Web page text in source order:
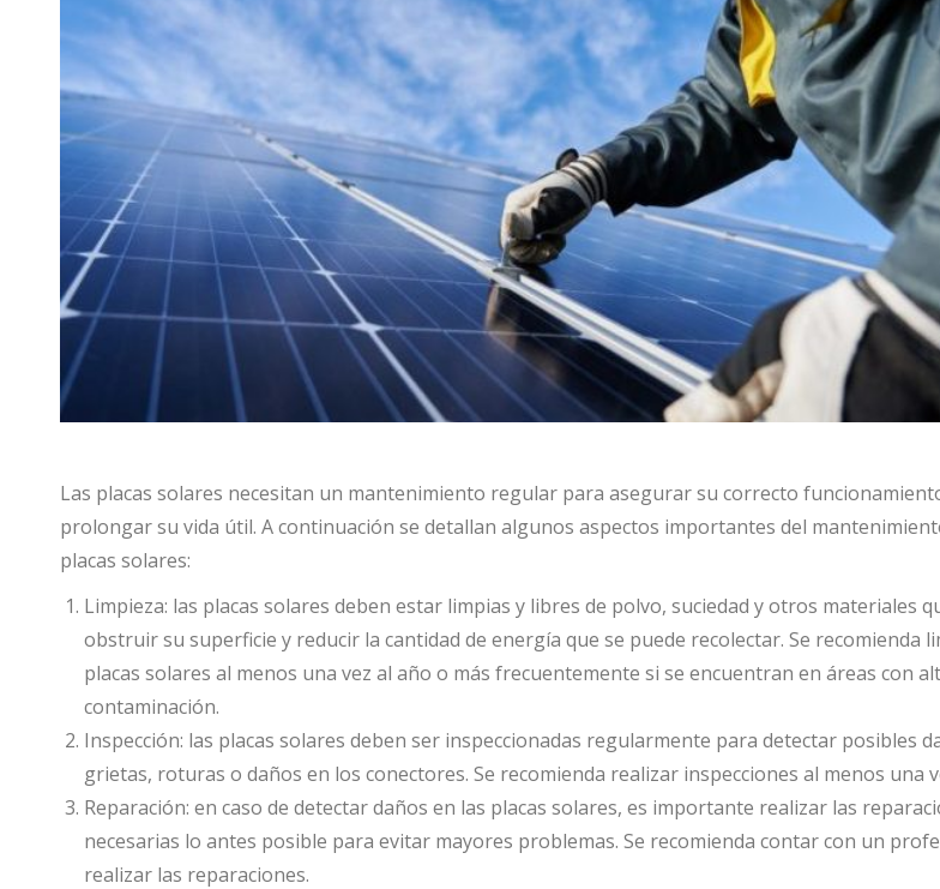
Las placas solares necesitan un mantenimiento regular para asegurar su correcto
prolongar su vida útil. A continuación se detallan algunos aspectos importantes del
placas solares:
Limpieza: las placas solares deben estar limpias y libres de polvo, suciedad y otros materiales
obstruir su superficie y reducir la cantidad de energía que se puede recolectar. Se recomienda
placas solares al menos una vez al año o más frecuentemente si se encuentran en áreas con
contaminación.
Inspección: las placas solares deben ser inspeccionadas regularmente para detectar posibles
grietas, roturas o daños en los conectores. Se recomienda realizar inspecciones al menos una
Reparación: en caso de detectar daños en las placas solares, es importante realizar las
necesarias lo antes posible para evitar mayores problemas. Se recomienda contar con un
realizar las reparaciones.